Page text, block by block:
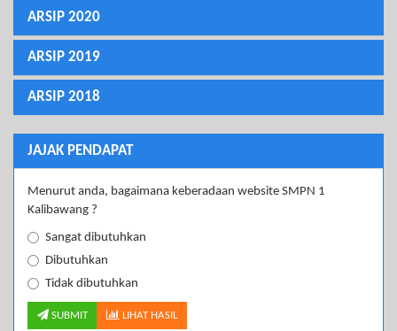
ARSIP 2020
ARSIP 2019
ARSIP 2018
JAJAK PENDAPAT
Menurut anda, bagaimana keberadaan website SMPN 1
Kalibawang ?
Sangat dibutuhkan
Dibutuhkan
Tidak dibutuhkan
SUBMIT LIHAT HASIL